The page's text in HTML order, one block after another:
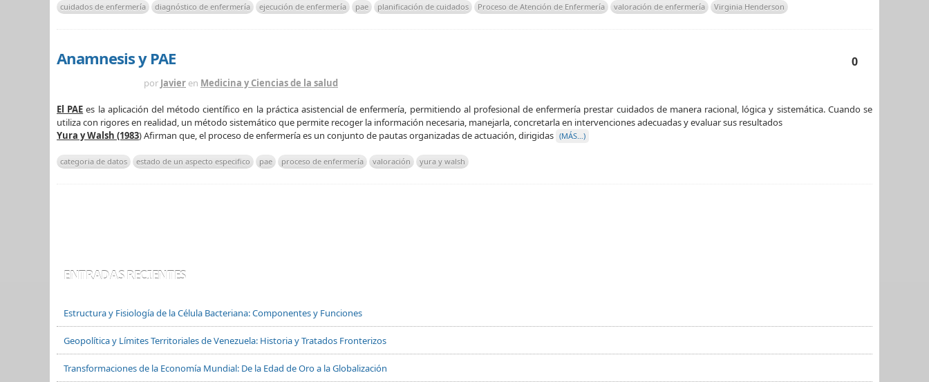
cuidados de enfermería diagnóstico de enfermería ejecución de enfermería pae planificación de cuidados Proceso de Atención de Enfermería valoración de enfermería Virginia Henderson
Anamnesis y PAE 0
por Javier en Medicina y Ciencias de la salud
El PAE es la aplicación del método científico en la práctica asistencial de enfermería, permitiendo al profesional de enfermería prestar cuidados de manera racional, lógica y sistemática. Cuando se
utiliza con rigores en realidad, un método sistemático que permite recoger la información necesaria, manejarla, concretarla en intervenciones adecuadas y evaluar sus resultados
Yura y Walsh (1983) Afirman que, el proceso de enfermería es un conjunto de pautas organizadas de actuación, dirigidas (MÁS…)
categoria de datos estado de un aspecto especifico pae proceso de enfermería valoración yura y walsh
ENTRADAS RECIENTES
Estructura y Fisiología de la Célula Bacteriana: Componentes y Funciones
Geopolítica y Límites Territoriales de Venezuela: Historia y Tratados Fronterizos
Transformaciones de la Economía Mundial: De la Edad de Oro a la Globalización